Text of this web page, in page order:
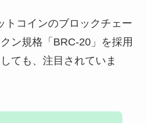
トコインのブロックチェー
ン規格「BRC-20」を採用
ても、注目されていま